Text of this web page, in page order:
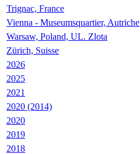
Trignac, France
Vienna - Museumsquartier, Autriche
Warsaw, Poland, UL. Zlota
Zürich, Suisse
2026
2025
2021
2020 (2014)
2020
2019
2018